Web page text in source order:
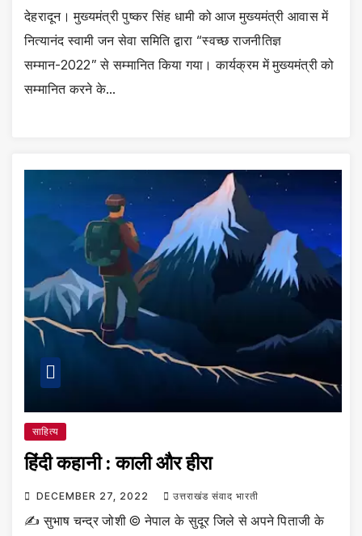
देहरादून। मुख्यमंत्री पुष्कर सिंह धामी को आज मुख्यमंत्री आवास में
नित्यानंद स्वामी जन सेवा समिति द्वारा “स्वच्छ राजनीतिज्ञ
सम्मान-2022” से सम्मानित किया गया। कार्यक्रम में मुख्यमंत्री को
सम्मानित करने के…
साहित्य
हिंदी कहानी : काली और हीरा
DECEMBER 27, 2022 उत्तराखंड संवाद भारती
✍️ सुभाष चन्द्र जोशी © नेपाल के सुदूर जिले से अपने पिताजी के